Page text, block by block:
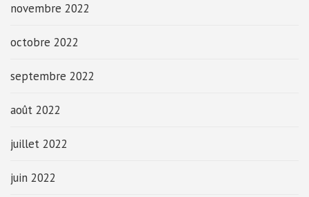
novembre 2022
octobre 2022
septembre 2022
août 2022
juillet 2022
juin 2022